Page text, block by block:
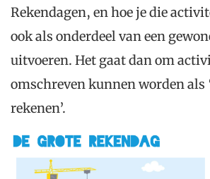
Rekendagen, en hoe je die
ook als onderdeel van een
uitvoeren. Het gaat dan om
omschreven kunnen worden als
rekenen’.